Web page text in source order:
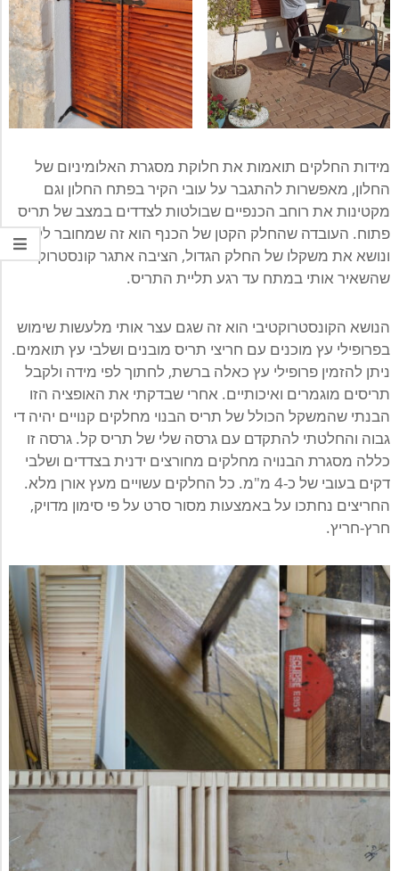
מידות החלקים תואמות את חלוקת מסגרת האלומיניום של
החלון, מאפשרות להתגבר על עובי הקיר בפתח החלון וגם
מקטינות את רוחב הכנפיים שבולטות לצדדים במצב של תריס
פתוח. העובדה שהחלק הקטן של הכנף הוא זה שמחובר לקיר
ונושא את משקלו של החלק הגדול, הציבה אתגר קונסטרוקטיבי
שהשאיר אותי במתח עד רגע תליית התריס.
הנושא הקונסטרוקטיבי הוא זה שגם עצר אותי מלעשות שימוש
בפרופילי עץ מוכנים עם חריצי תריס מובנים ושלבי עץ תואמים.
ניתן להזמין פרופילי עץ כאלה ברשת, לחתוך לפי מידה ולקבל
תריסים מוגמרים ואיכותיים. אחרי שבדקתי את האופציה הזו
הבנתי שהמשקל הכולל של תריס הבנוי מחלקים קנויים יהיה די
גבוה והחלטתי להתקדם עם גרסה שלי של תריס קל. גרסה זו
כללה מסגרת הבנויה מחלקים מחורצים ידנית בצדדים ושלבי
דקים בעובי של כ-4 מ"מ. כל החלקים עשויים מעץ אורן מלא.
החריצים נחתכו על באמצעות מסור סרט על פי סימון מדויק,
חרץ-חריץ.